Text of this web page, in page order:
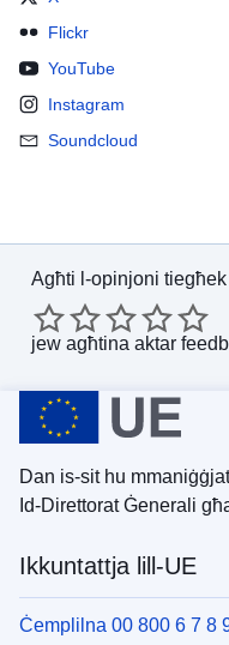
Flickr
YouTube
Instagram
Soundcloud
Agħti l-opinjoni
jew agħtina aktar
Dan is-sit hu
Id-Direttorat Ġenerali
Ikkuntattja lill-UE
Ċemplilna 00 800 6 7 8